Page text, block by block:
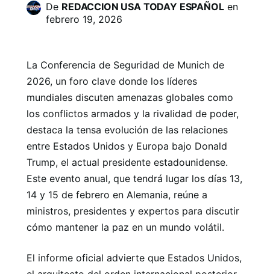
De REDACCION USA TODAY ESPAÑOLen
febrero 19, 2026
La Conferencia de Seguridad de Munich de
2026, un foro clave donde los líderes
mundiales discuten amenazas globales como
los conflictos armados y la rivalidad de poder,
destaca la tensa evolución de las relaciones
entre Estados Unidos y Europa bajo Donald
Trump, el actual presidente estadounidense.
Este evento anual, que tendrá lugar los días 13,
14 y 15 de febrero en Alemania, reúne a
ministros, presidentes y expertos para discutir
cómo mantener la paz en un mundo volátil.
El informe oficial advierte que Estados Unidos,